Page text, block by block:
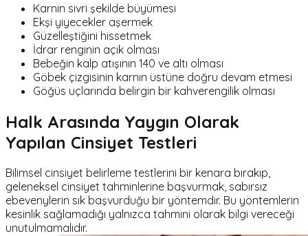
Karnın sivri şekilde büyümesi
Ekşi yiyecekler aşermek
Güzelleştiğini hissetmek
İdrar renginin açık olması
Bebeğin kalp atışının 140 ve altı olması
Göbek çizgisinin karnın üstüne doğru devam etmesi
Göğüs uçlarında belirgin bir kahverengilik olması
Halk Arasında Yaygın Olarak
Yapılan Cinsiyet Testleri
Bilimsel cinsiyet belirleme testlerini bir kenara bırakıp,
geleneksel cinsiyet tahminlerine başvurmak, sabırsız
ebevenylerin sık başvurduğu bir yöntemdir. Bu yöntemlerin
kesinlik sağlamadığı yalnızca tahmini olarak bilgi vereceği
unutulmamalıdır.